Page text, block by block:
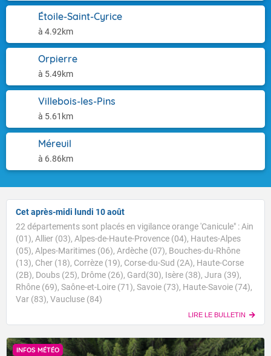
Étoile-Saint-Cyrice
à 4.92km
Orpierre
à 5.49km
Villebois-les-Pins
à 5.61km
Méreuil
à 6.86km
Cet après-midi lundi 10 août
22 départements sont placés en vigilance orange 'Canicule" : Ain
(01), Allier (03), Alpes-de-Haute-Provence (04), Hautes-Alpes
(05), Alpes-Maritimes (06), Ardèche (07), Bouches-du-Rhône
(13), Cher (18), Corrèze (19), Corse-du-Sud (2A), Haute-Corse
(2B), Doubs (25), Drôme (26), Gard(30), Isère (38), Jura (39),
Rhône (69), Saône-et-Loire (71), Savoie (73), Haute-Savoie (74),
Var (83), Vaucluse (84)
LIRE LE BULLETIN
INFOS MÉTÉO